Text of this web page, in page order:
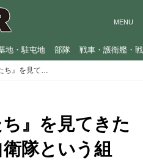
地・駐屯地 部隊 戦車・護衛艦・
ち』を見てきた
隊という組